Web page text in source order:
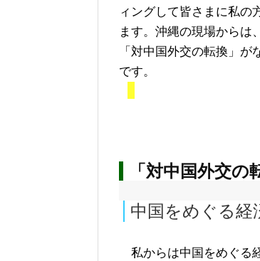
ィングして皆さまに私の
ます。沖縄の現場からは
「対中国外交の転換」
です。
「対中国外交
中国をめぐる経
私からは中国をめぐる